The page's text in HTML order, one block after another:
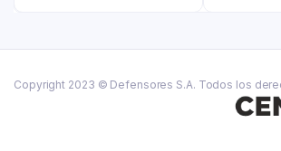
Copyright 2023 © Defensores S.A. Todos los